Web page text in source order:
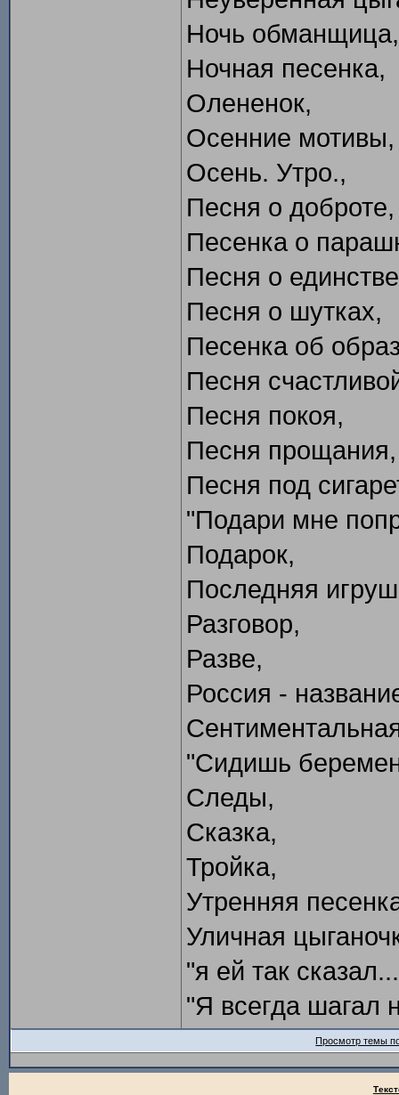
Ночь обманщица,
Ночная песенка,
Олененок,
Осенние мотивы,
Осень. Утро.,
Песня о доброте,
Песенка о
Песня о
Песня о шутках,
Песенка об
Песня
Песня покоя,
Песня прощания,
Песня под
"Подари мне
Подарок,
Последняя
Разговор,
Разве,
Россия -
"Сидишь
Следы,
Сказка,
Тройка,
Утренняя
Уличная
"я ей так
"Я всегда шагал
Просмотр темы